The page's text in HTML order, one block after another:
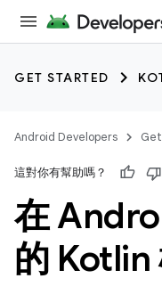
GET STARTED
Android Developers
這對你有幫助嗎？
在
的 Kotlin